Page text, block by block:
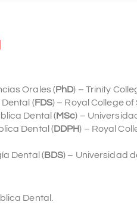
Orales (PhD) – Trinity
(FDS) – Royal College
Dental (MSc) –
Dental (DDPH) – Royal
Dental (BDS) – Universidad
Dental.